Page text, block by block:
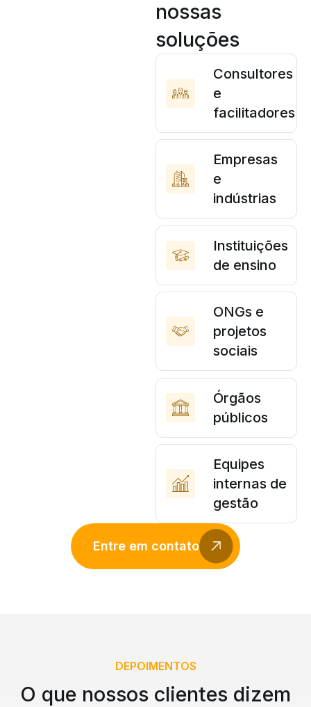
nossas
soluções
Consultores
e
facilitadores
Empresas
e
indústrias
Instituições
de ensino
ONGs e
projetos
sociais
Órgãos
públicos
Equipes
internas de
gestão
Entre em contato
DEPOIMENTOS
O que nossos clientes dizem